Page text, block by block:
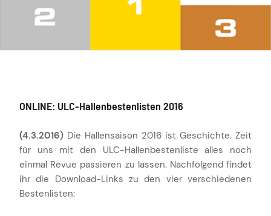
ONLINE: ULC-Hallenbestenlisten 2016
(4.3.2016) Die Hallensaison 2016 ist Geschichte. Zeit
für uns mit den ULC-Hallenbestenliste alles noch
einmal Revue passieren zu lassen. Nachfolgend findet
ihr die Download-Links zu den vier verschiedenen
Bestenlisten: